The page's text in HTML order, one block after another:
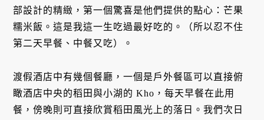
部設計的精緻，第一個驚喜是他們提供的點心：芒果
糯米飯。這是我這一生吃過最好吃的。（所以忍不住
第二天早餐、中餐又吃）。
渡假酒店中有幾個餐廳，一個是戶外餐區可以直接俯
瞰酒店中央的稻田與小湖的 Kho，每天早餐在此用
餐，傍晚則可直接欣賞稻田風光上的落日。我們次日